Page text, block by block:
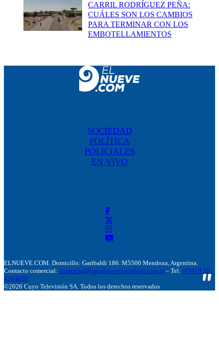
CARRIL RODRÍGUEZ PEÑA:
CUÁLES SON LOS CAMBIOS
PARA TERMINAR CON LOS
EMBOTELLAMIENTOS
SOCIEDAD
POLÍTICA
POLICIALES
EN VIVO
ELNUEVE.COM. Domicillo: Garibaldi 186. M5500 Mendoza, Argentina.
Contacto comercial: comercial@canalnuevemendoza.com.ar – Tel: +(54) 9 261
4204020
©2026 Cuyo Televisión SA. Todos los derechos reservados